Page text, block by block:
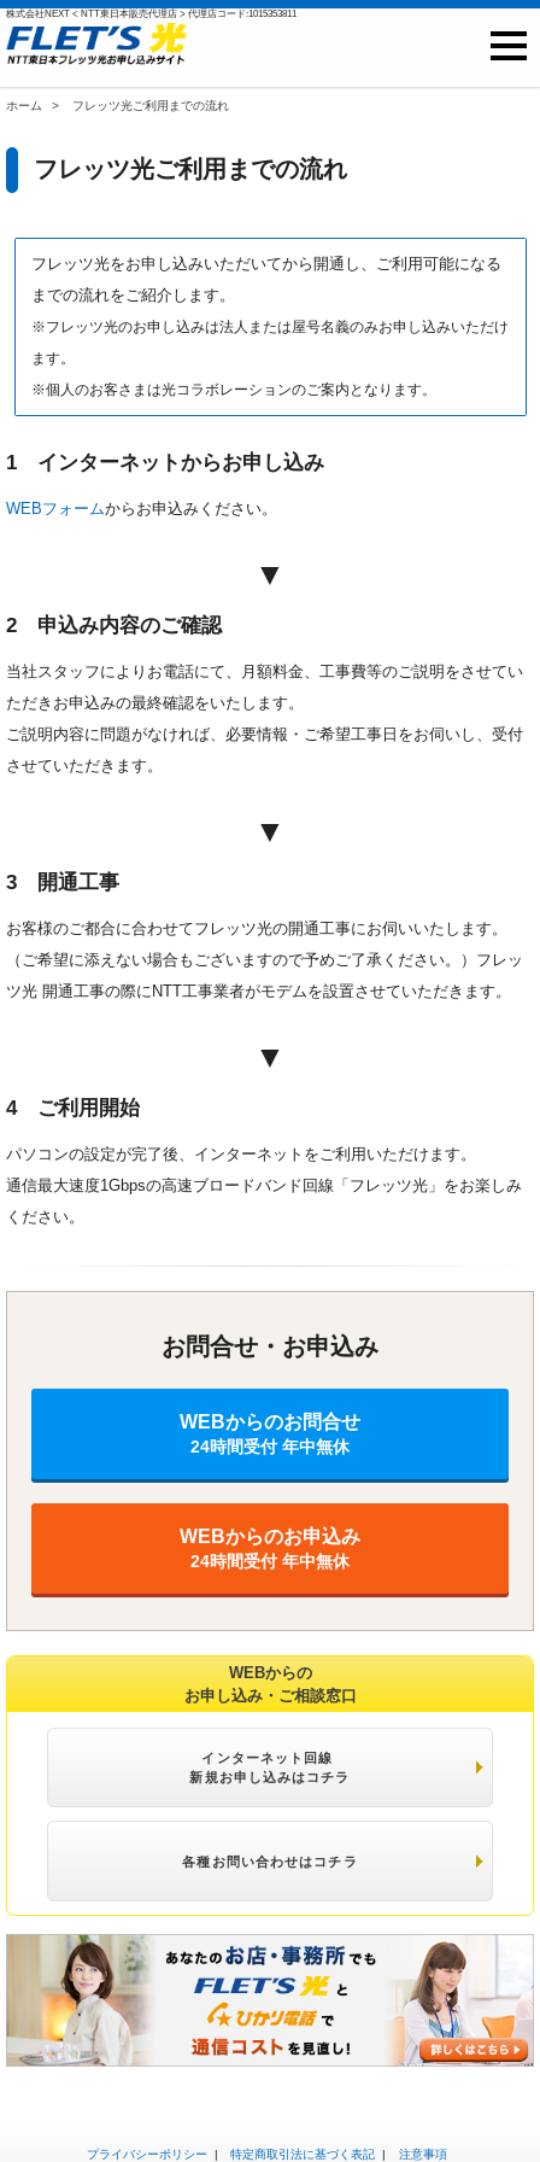
株式会社NEXT < NTT東日本販売代理店 > 代理店コード:1015353811
NTT東日本光
戸建て向け料金
オプション
インターネット接続 提供エリア
光回線 提供エリア
新規お申込はこちら
ホーム フレッツ光ご利用までの流れ
フレッツ光ご利用までの流れ
フレッツ光をお申し込みいただいてから開通し、ご利用可能になる
までの流れをご紹介します。
※フレッツ光のお申し込みは法人または屋号名義のみお申し込みいただけ
ます。
※個人のお客さまは光コラボレーションのご案内となります。
1 インターネットからお申し込み
WEBフォームからお申込みください。
▼
2 申込み内容のご確認
当社スタッフによりお電話にて、月額料金、工事費等のご説明をさせてい
ただきお申込みの最終確認をいたします。
ご説明内容に問題がなければ、必要情報・ご希望工事日をお伺いし、受付
させていただきます。
▼
3 開通工事
お客様のご都合に合わせてフレッツ光の開通工事にお伺いいたします。
（ご希望に添えない場合もございますので予めご了承ください。）フレッ
ツ光 開通工事の際にNTT工事業者がモデムを設置させていただきます。
▼
4 ご利用開始
パソコンの設定が完了後、インターネットをご利用いただけます。
通信最大速度1Gbpsの高速ブロードバンド回線「フレッツ光」をお楽しみ
ください。
お問合せ・お申込み
WEBからのお問合せ
24時間受付 年中無休
WEBからのお申込み
24時間受付 年中無休
WEBからの
お申し込み・ご相談窓口
インターネット回線
新規お申し込みはコチラ
各種お問い合わせはコチラ
プライバシーポリシー 特定商取引法に基づく表記 注意事項